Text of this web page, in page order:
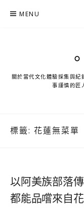
MENU
關於當代文化體驗採集與紀
事謹慎的匠
標籤: 花蓮無菜單
以阿美族部落
都能品嚐來自